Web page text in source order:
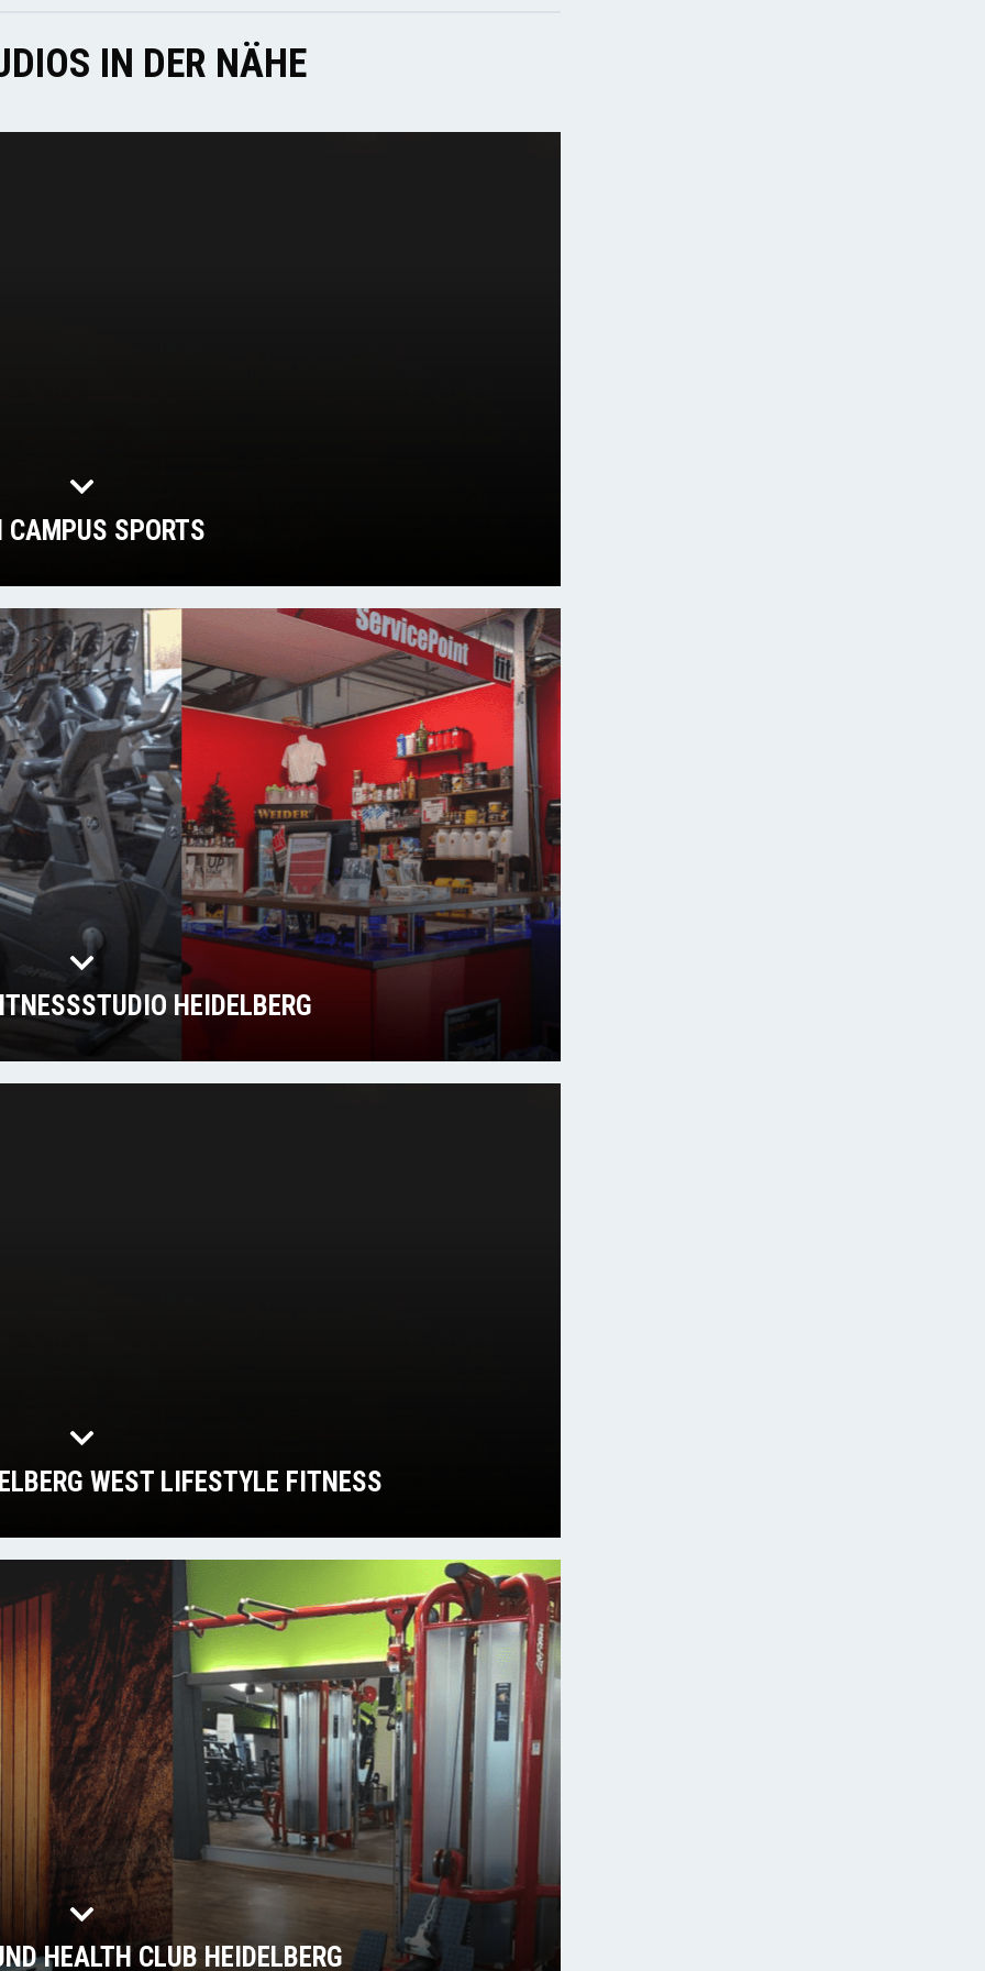
IN DER NÄHE
CAMPUS SPORTS
HEIDELBERG
WEST LIFESTYLE FITNESS
HEALTH CLUB HEIDELBERG